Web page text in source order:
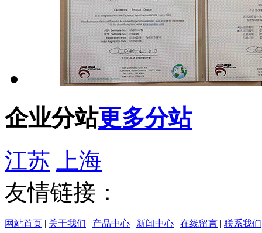
企业分站更多分站
江苏
上海
友情链接：
网站首页 | 关于我们 | 产品中心 | 新闻中心 | 在线留言 | 联系我们